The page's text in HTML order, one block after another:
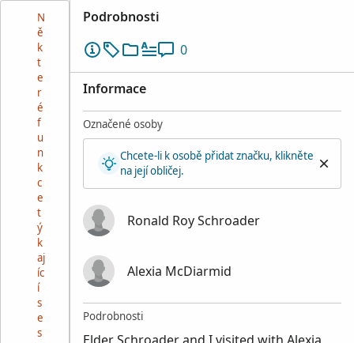
N
ě
k
t
e
r
é
f
u
n
k
c
e
t
ý
k
aj
íc
í
s
e
s
Podrobnosti
0
Informace
Označené osoby
Chcete-li k osobě přidat značku, klikněte
na její obličej.
Ronald Roy Schroader
Alexia McDiarmid
Podrobnosti